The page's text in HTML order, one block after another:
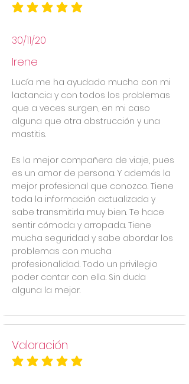
la calificación promedio es 5 de 5
30/11/20
Irene
Lucía me ha ayudado mucho con mi
lactancia y con todos los problemas
que a veces surgen, en mi caso
alguna que otra obstrucción y una
mastitis.
Es la mejor compañera de viaje, pues
es un amor de persona. Y además la
mejor profesional que conozco. Tiene
toda la información actualizada y
sabe transmitirla muy bien. Te hace
sentir cómoda y arropada. Tiene
mucha seguridad y sabe abordar los
problemas con mucha
profesionalidad. Todo un privilegio
poder contar con ella. Sin duda
alguna la mejor.
Valoración
la calificación promedio es 5 de 5